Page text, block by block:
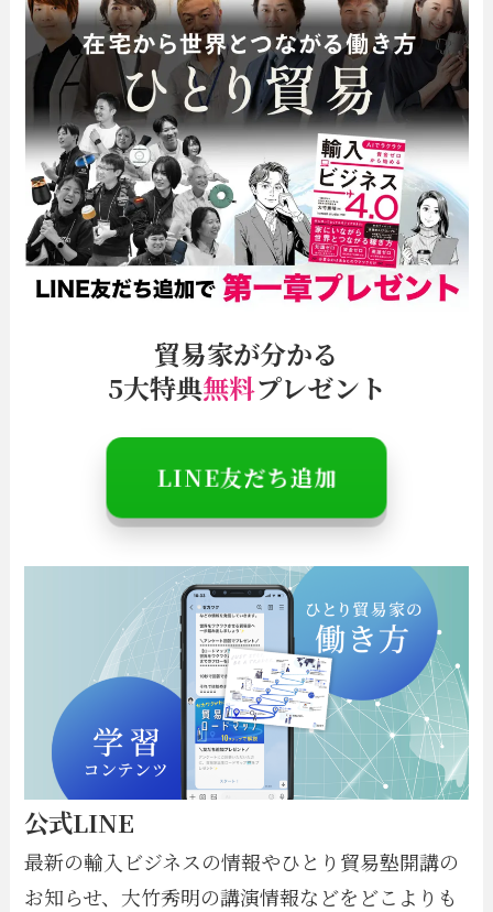
貿易家が分かる
5大特典無料プレゼント
LINE友だち追加
公式LINE
最新の輸入ビジネスの情報やひとり貿易塾開講の
お知らせ、大竹秀明の講演情報などをどこよりも